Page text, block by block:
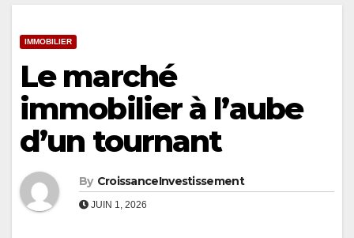
IMMOBILIER
Le marché
immobilier à l’aube
d’un tournant
By CroissanceInvestissement
JUIN 1, 2026